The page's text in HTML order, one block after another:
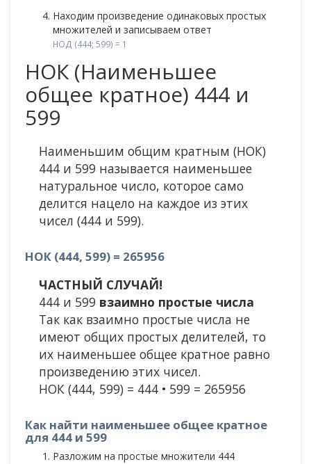
Находим произведение одинаковых простых
множителей и записываем ответ
НОД (444; 599) = 1
НОК (Наименьшее
общее кратное) 444 и
599
Наименьшим общим кратным (НОК)
444 и 599 называется наименьшее
натуральное число, которое само
делится нацело на каждое из этих
чисел (444 и 599).
НОК (444, 599) = 265956
ЧАСТНЫЙ СЛУЧАЙ!
444 и 599 взаимно простые числа
Так как взаимно простые числа не
имеют общих простых делителей, то
их наименьшее общее кратное равно
произведению этих чисел.
НОК (444, 599) = 444 • 599 = 265956
Как найти наименьшее общее кратное
для 444 и 599
Разложим на простые множители 444